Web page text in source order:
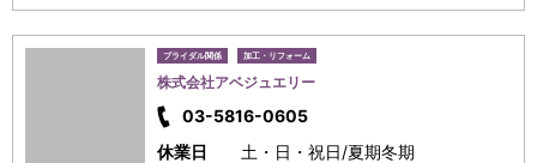
ブライダル関係 加工・リフォーム
株式会社アベジュエリー
03-5816-0605
休業日
土・日・祝日/夏期冬期